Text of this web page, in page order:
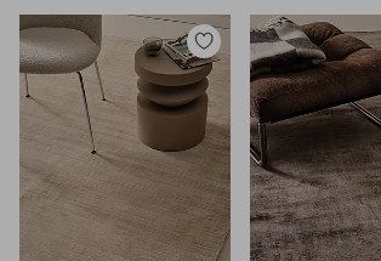
Lisää
suosikkeihin